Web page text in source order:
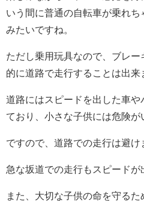
いう間に普通の自転車が乗れ
みたいですね。
ただし乗用玩具なので、ブレ
的に道路で走行することは出来
道路にはスピードを出した車や
ており、小さな子供には危険が
ですので、道路での走行は避け
急な坂道での走行もスピードが
また、大切な子供の命を守る